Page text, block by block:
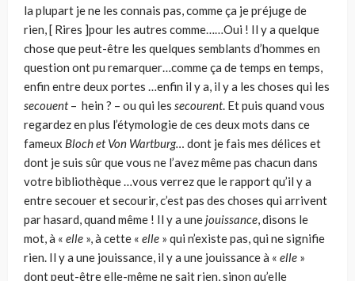
la plupart je ne les connais pas, comme ça je préjuge de
rien, [ Rires ]pour les autres comme……Oui ! Il y a quelque
chose que peut-être les quelques semblants d’hommes en
question ont pu remarquer…comme ça de temps en temps,
enfin entre deux portes …enfin il y a, il y a les choses qui les
secouent– hein ? – ou qui les secourent. Et puis quand vous
regardez en plus l’étymologie de ces deux mots dans ce
fameux Bloch et Von Wartburg… dont je fais mes délices et
dont je suis sûr que vous ne l’avez même pas chacun dans
votre bibliothèque …vous verrez que le rapport qu’il y a
entre secouer et secourir, c’est pas des choses qui arrivent
par hasard, quand même ! Il y a unejouissance, disons le
mot, à « elle », à cette « elle » qui n’existe pas, qui ne signifie
rien. Il y a une jouissance, il y a une jouissance à « elle »
dontpeut-être elle-même ne sait rien, sinon qu’elle